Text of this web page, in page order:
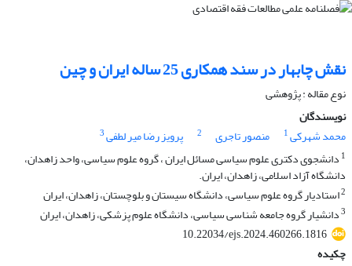
نقش چابهار در سند همکاری 25 ساله ایران و چین
نوع مقاله : پژوهشی
نویسندگان
محمد شهرکی1 منصور تاجری 2 پرویز رضا میر لطفی3
1 دانشجوی دکتری علوم سیاسی مسائل ایران ، گروه علوم سیاسی، واحد زاهدان،
دانشگاه آزاد اسلامی، زاهدان، ایران.
2استادیار گروه علوم سیاسی، دانشگاه سیستان و بلوچستان، زاهدان، ایران
3دانشیار گروه جامعه شناسی سیاسی، دانشگاه علوم پزشکی، زاهدان، ایران
10.22034/ejs.2024.460266.1816
چکیده